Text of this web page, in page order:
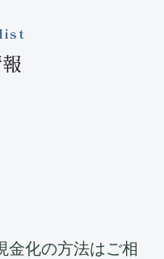
金化の方法はご相